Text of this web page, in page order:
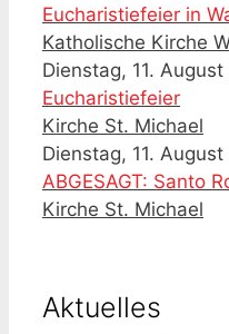
Eucharistiefeier in
Katholische Kirche
Dienstag, 11.
Eucharistiefeier
Kirche St. Michael
Dienstag, 11.
ABGESAGT: Santo
Kirche St. Michael
Aktuelles